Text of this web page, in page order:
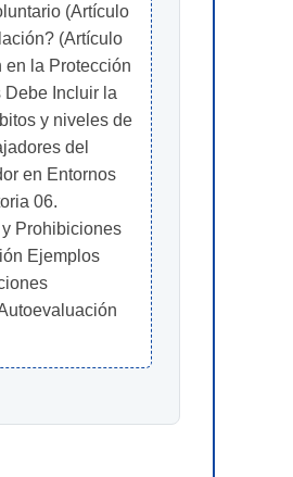
(Artículo
(Artículo
en la Protección
Debe Incluir la
y niveles de
del
en Entornos
06.
Prohibiciones
Ejemplos